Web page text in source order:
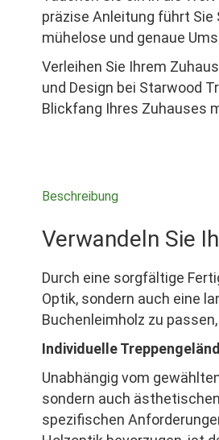
präzise Anleitung führt
mühelose und genaue
Verleihen Sie Ihrem
und Design bei Starwood
Blickfang Ihres Zuhauses
Beschreibung
Verwandeln Sie
Durch eine sorgfältige
Optik, sondern auch eine
Buchenleimholz zu
Individuelle
Unabhängig vom
sondern auch
spezifischen